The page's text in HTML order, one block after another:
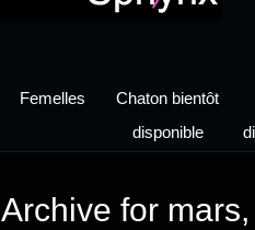
Femelles
Chaton bientôt
disponible
Archive for